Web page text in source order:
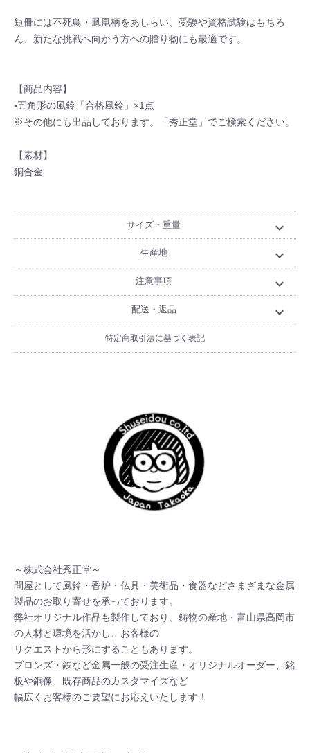
短冊には不死鳥・鳳凰柄をあしらい、受験や資格試験はもちろ
ん、新たな挑戦へ向かう方への贈り物にも最適です。
【商品内容】
▪五角形の風鈴「合格風鈴」×1点
※その他にも出品しております。「秀正堂」でご検索ください。
【素材】
銅合金
サイズ・重量 expand_more
生産地 expand_more
注意事項 expand_more
配送・返品 expand_more
特定商取引法に基づく表記
～株式会社秀正堂～
問屋として風鈴・香炉・仏具・美術品・食器などさまざまな金属
製品のお取り寄せを承っております。
弊社オリジナル作品も製作しており、鋳物の産地・富山県高岡市
の人材と環境を活かし、お客様の
リクエストから形にすることもあります。
ブロンズ・鉄など金属一般の受注生産・オリジナルオーダー、銘
板や銅像、既存商品のカスタマイズなど
幅広くお客様のご要望にお応えいたします！